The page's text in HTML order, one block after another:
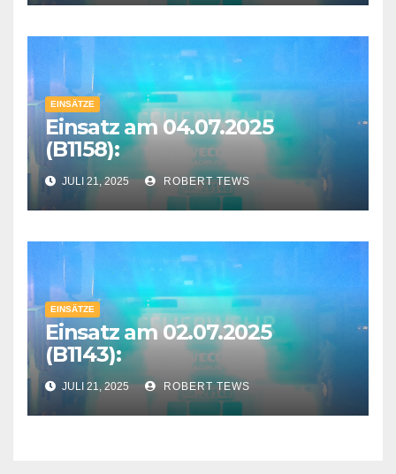
EINSÄTZE
Einsatz am 04.07.2025
(B1158):
JULI 21, 2025 ROBERT TEWS
EINSÄTZE
Einsatz am 02.07.2025
(B1143):
JULI 21, 2025 ROBERT TEWS